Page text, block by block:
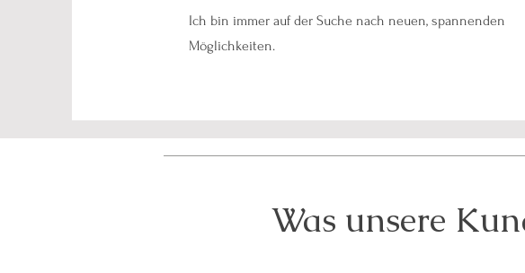
Ich bin immer auf der Suche nach neuen, spannenden
Möglichkeiten.
Was unsere